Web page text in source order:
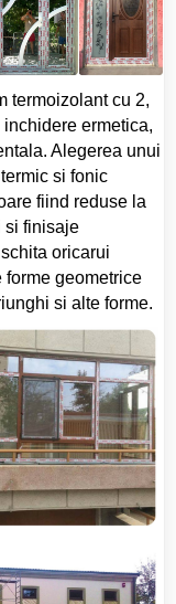
termoizolant cu 2,
ermetica,
Alegerea unui
si fonic
fiind reduse la
si finisaje
oricarui
forme geometrice
si alte forme.